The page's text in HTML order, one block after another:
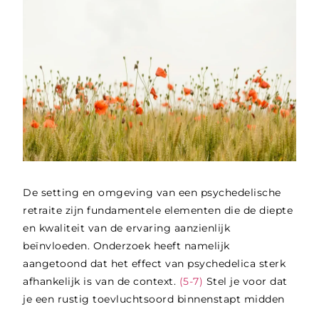
De setting en omgeving van een psychedelische
retraite zijn fundamentele elementen die de diepte
en kwaliteit van de ervaring aanzienlijk
beïnvloeden. Onderzoek heeft namelijk
aangetoond dat het effect van psychedelica sterk
afhankelijk is van de context. (5-7) Stel je voor dat
je een rustig toevluchtsoord binnenstapt midden